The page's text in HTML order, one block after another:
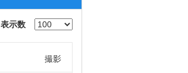
表示数
撮影